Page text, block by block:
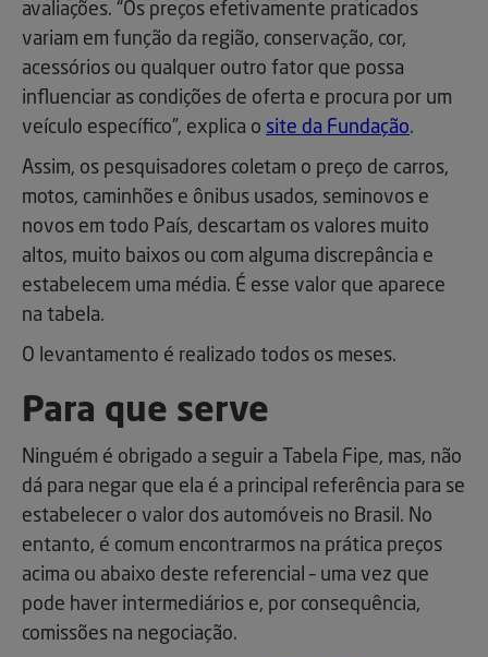
avaliações. “Os preços efetivamente praticados
variam em função da região, conservação, cor,
acessórios ou qualquer outro fator que possa
influenciar as condições de oferta e procura por um
veículo específico”, explica o site da Fundação.
Assim, os pesquisadores coletam o preço de carros,
motos, caminhões e ônibus usados, seminovos e
novos em todo País, descartam os valores muito
altos, muito baixos ou com alguma discrepância e
estabelecem uma média. É esse valor que aparece
na tabela.
O levantamento é realizado todos os meses.
Para que serve
Ninguém é obrigado a seguir a Tabela Fipe, mas, não
dá para negar que ela é a principal referência para se
estabelecer o valor dos automóveis no Brasil. No
entanto, é comum encontrarmos na prática preços
acima ou abaixo deste referencial – uma vez que
pode haver intermediários e, por consequência,
comissões na negociação.